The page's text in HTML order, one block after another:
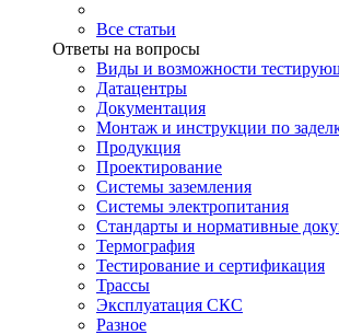
Все статьи
Ответы на вопросы
Виды и возможности
Датацентры
Документация
Монтаж и инструкции по
Продукция
Проектирование
Системы заземления
Системы электропитания
Стандарты и нормативные
Термография
Тестирование и сертификация
Трассы
Эксплуатация СКС
Разное